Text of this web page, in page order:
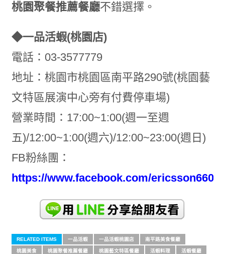
桃園聚餐推薦餐廳不錯選擇 。
◆一品活蝦(桃園店)
電話：03-3577779
地址：桃園市桃園區南平路290號(桃園藝
文特區展演中心旁有付費停車場)
營業時間：17:00~1:00(週一至週
五)/12:00~1:00(週六)/12:00~23:00(週日)
FB粉絲團：
https://www.facebook.com/
RELATED ITEMS 一品活蝦 一品活蝦桃園店 南平路美食餐廳
桃園美食 桃園聚餐推薦餐廳 桃園藝文特區餐廳 活蝦料理 活蝦餐廳